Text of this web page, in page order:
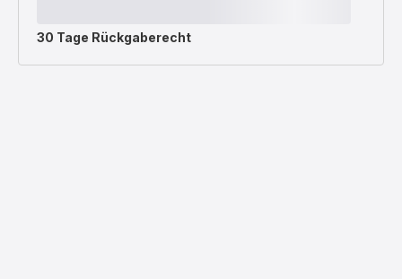
30 Tage Rückgaberecht